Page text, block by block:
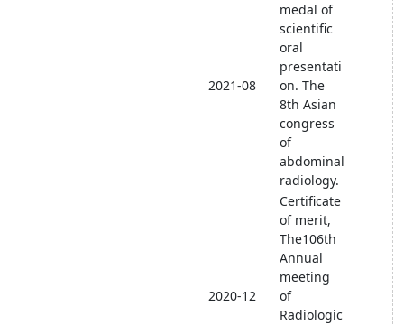
2021-08
medal of
scientific
oral
presentati
on. The
8th Asian
congress
of
abdominal
radiology.
2020-12
Certificate
of merit,
The106th
Annual
meeting
of
Radiologic